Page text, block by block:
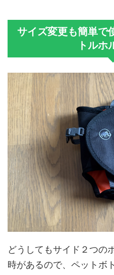
サイズ変更も簡単で
トルホ
どうしてもサイド２つの
時があるので、ペットボ